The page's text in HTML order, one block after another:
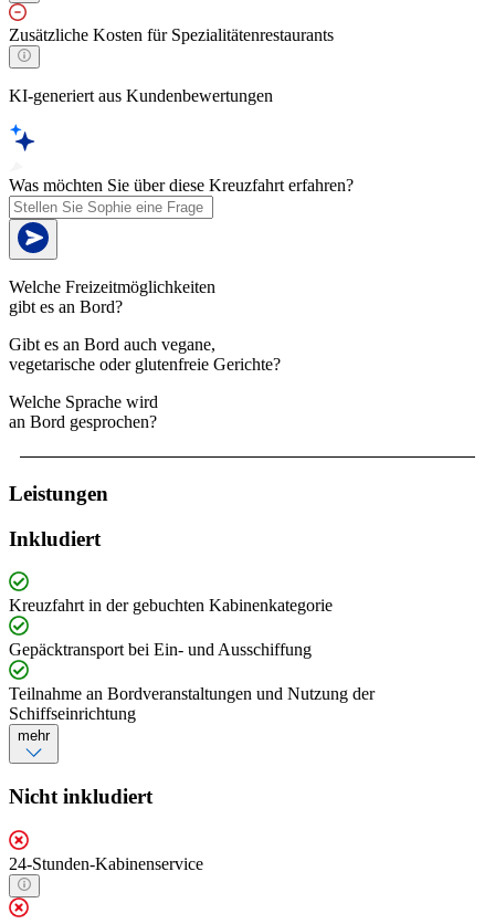
Zusätzliche Kosten für Spezialitätenrestaurants
KI-generiert aus Kundenbewertungen
Was möchten Sie über diese Kreuzfahrt erfahren?
Welche Freizeitmöglichkeiten
gibt es an Bord?
Gibt es an Bord auch vegane,
vegetarische oder glutenfreie Gerichte?
Welche Sprache wird
an Bord gesprochen?
Leistungen
Inkludiert
Kreuzfahrt in der gebuchten Kabinenkategorie
Gepäcktransport bei Ein- und Ausschiffung
Teilnahme an Bordveranstaltungen und Nutzung der
Schiffseinrichtung
mehr
Nicht inkludiert
24-Stunden-Kabinenservice